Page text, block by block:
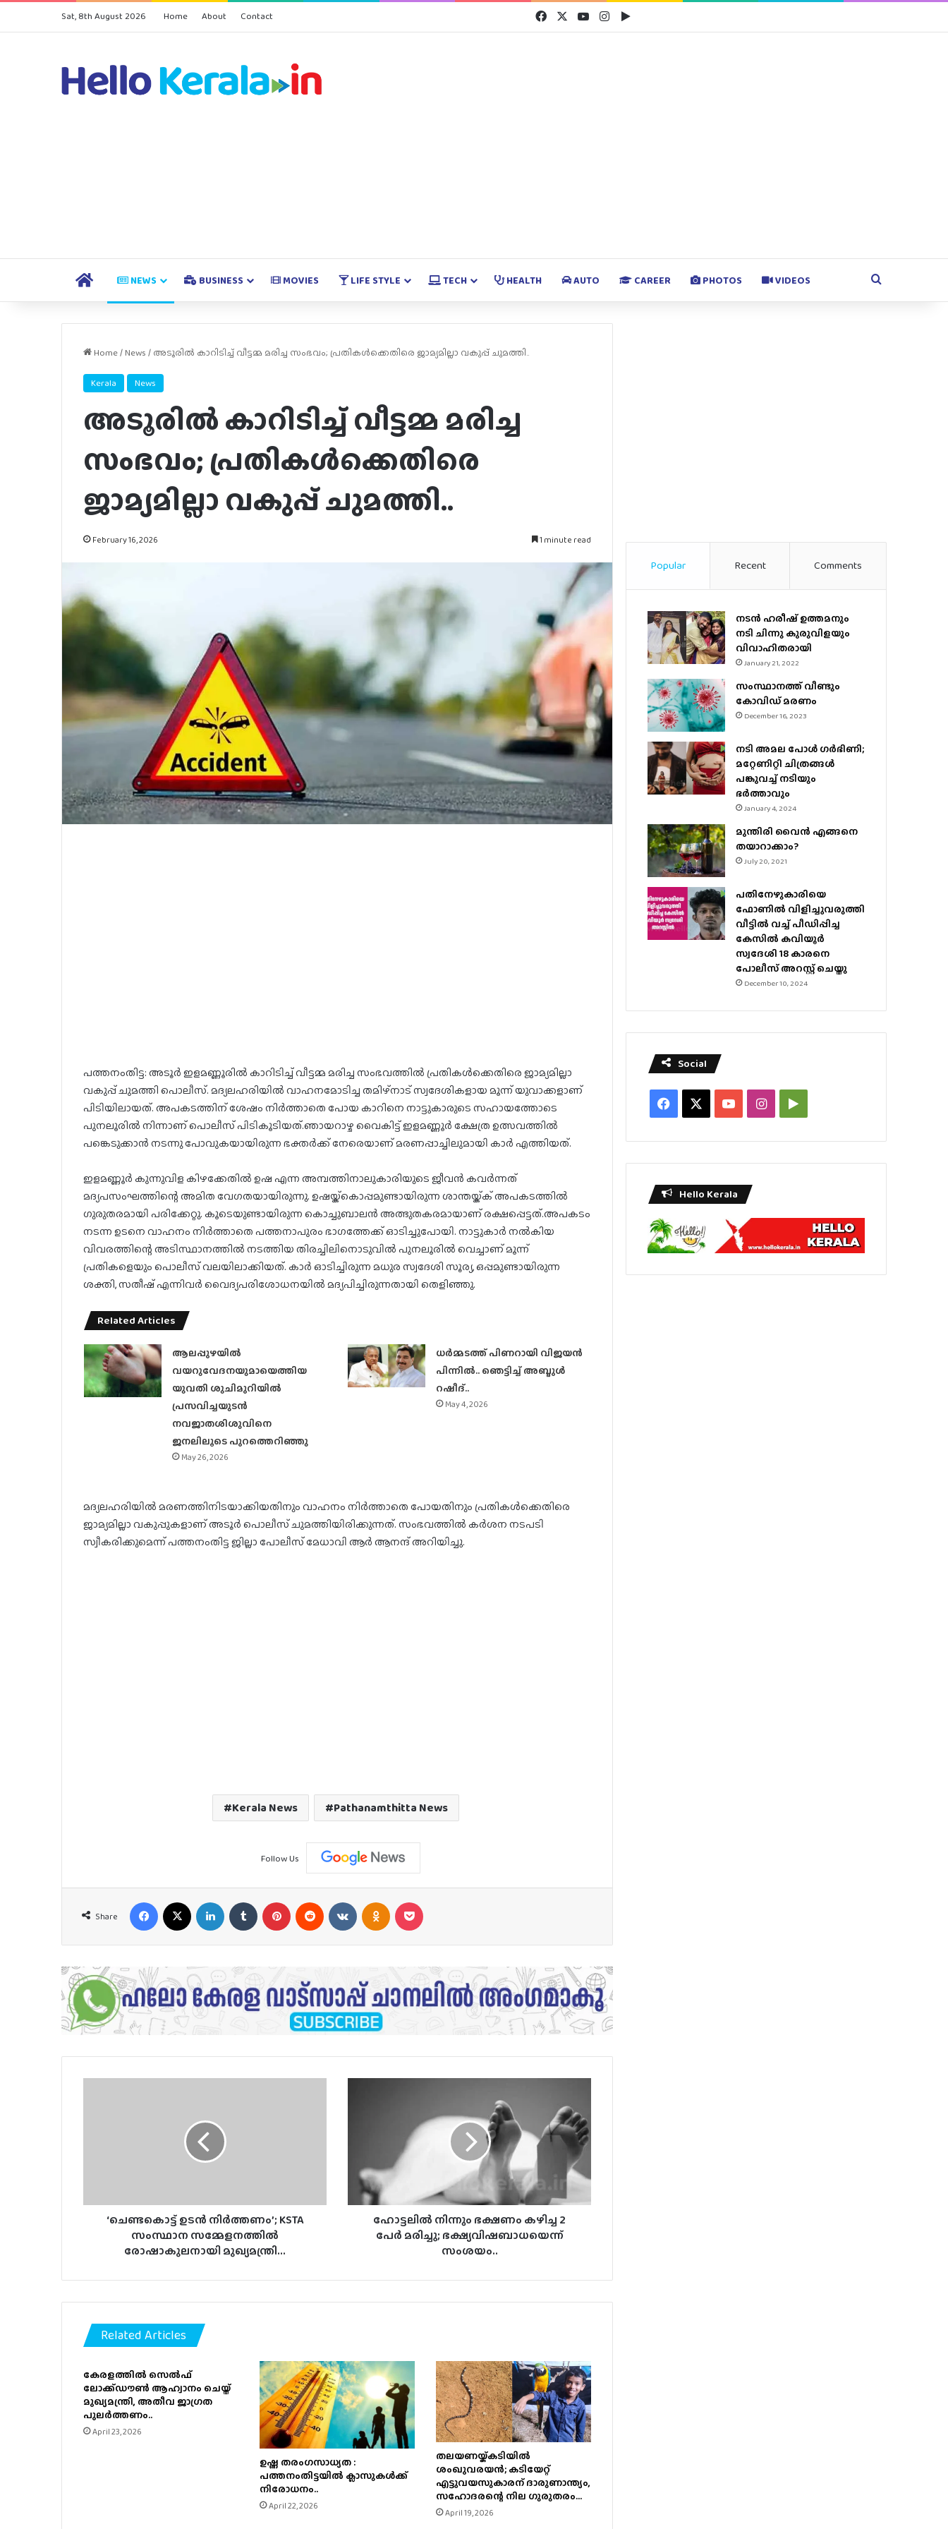
Sat, 8th August 2026 Home About Contact FacebookYouTubeInstagramGoogle Play
HOME NEWS BUSINESS MOVIES LIFE STYLE TECH HEALTH AUTO CAREER PHOTOS VIDEOS Search for
Home/News / അടൂരിൽ കാറിടിച്ച് വീട്ടമ്മ മരിച്ച സംഭവം; പ്രതികൾക്കെതിരെ ജാമ്യമില്ലാ വകുപ്പ് ചുമത്തി..
Kerala News
അടൂരിൽ കാറിടിച്ച് വീട്ടമ്മ മരിച്ച
സംഭവം; പ്രതികൾക്കെതിരെ
ജാമ്യമില്ലാ വകുപ്പ് ചുമത്തി..
February 16, 2026 1 minute read
പത്തനംതിട്ട: അടൂർ ഇളമണ്ണൂരിൽ കാറിടിച്ച് വീട്ടമ്മ മരിച്ച സംഭവത്തിൽ പ്രതികൾക്കെതിരെ ജാമ്യമില്ലാ
വകുപ്പ് ചുമത്തി പൊലീസ്. മദ്യലഹരിയിൽ വാഹനമോടിച്ച തമിഴ്നാട് സ്വദേശികളായ മൂന്ന് യുവാക്കളാണ്
പിടിയിലായത്. അപകടത്തിന് ശേഷം നിർത്താതെ പോയ കാറിനെ നാട്ടുകാരുടെ സഹായത്തോടെ
പുനലൂരിൽ നിന്നാണ് പൊലീസ് പിടികൂടിയത്.ഞായറാഴ്ച വൈകിട്ട് ഇളമണ്ണൂർ ക്ഷേത്ര ഉത്സവത്തിൽ
പങ്കെടുക്കാൻ നടന്നു പോവുകയായിരുന്ന ഭക്തർക്ക് നേരെയാണ് മരണപ്പാച്ചിലുമായി കാർ എത്തിയത്.
ഇളമണ്ണൂർ കുന്നുവിള കിഴക്കേതിൽ ഉഷ എന്ന അമ്പത്തിനാലുകാരിയുടെ ജീവൻ കവർന്നത്
മദ്യപസംഘത്തിന്റെ അമിത വേഗതയായിരുന്നു. ഉഷയ്ക്കൊപ്പമുണ്ടായിരുന്ന ശാന്തയ്ക്ക് അപകടത്തിൽ
ഗുരുതരമായി പരിക്കേറ്റു. കൂടെയുണ്ടായിരുന്ന കൊച്ചുബാലൻ അത്ഭുതകരമായാണ് രക്ഷപ്പെട്ടത്.അപകടം
നടന്ന ഉടനെ വാഹനം നിർത്താതെ പത്തനാപുരം ഭാഗത്തേക്ക് ഓടിച്ചുപോയി. നാട്ടുകാർ നൽകിയ
വിവരത്തിന്റെ അടിസ്ഥാനത്തിൽ നടത്തിയ തിരച്ചിലിനൊടുവിൽ പുനലൂരിൽ വെച്ചാണ് മൂന്ന്
പ്രതികളെയും പൊലീസ് വലയിലാക്കിയത്. കാർ ഓടിച്ചിരുന്ന മധുര സ്വദേശി സൂര്യ, ഒപ്പമുണ്ടായിരുന്ന
ശക്തി, സതീഷ് എന്നിവർ വൈദ്യപരിശോധനയിൽ മദ്യപിച്ചിരുന്നതായി തെളിഞ്ഞു.
Related Articles
ആലപ്പുഴയിൽ
വയറുവേദനയുമായെത്തിയ
യുവതി ശുചിമുറിയിൽ
പ്രസവിച്ചയുടൻ
നവജാതശിശുവിനെ
ജനലിലൂടെ പുറത്തെറിഞ്ഞു
May 26, 2026
ധര്‍മ്മടത്ത് പിണറായി വിജയന്‍
പിന്നില്‍.. ഞെട്ടിച്ച് അബ്ദുൾ
റഷീദ്..
May 4, 2026
മദ്യലഹരിയിൽ മരണത്തിനിടയാക്കിയതിനും വാഹനം നിർത്താതെ പോയതിനും പ്രതികൾക്കെതിരെ
ജാമ്യമില്ലാ വകുപ്പുകളാണ് അടൂർ പൊലീസ് ചുമത്തിയിരിക്കുന്നത്. സംഭവത്തിൽ കർശന നടപടി
സ്വീകരിക്കുമെന്ന് പത്തനംതിട്ട ജില്ലാ പോലീസ് മേധാവി ആർ ആനന്ദ് അറിയിച്ചു.
Kerala News Pathanamthitta News
Follow Us
Share
Facebook LinkedIn Tumblr Pinterest Reddit VKontakte Odnoklassniki
‘ചെണ്ടകൊട്ട് ഉടൻ നിർത്തണം’; KSTA
സംസ്ഥാന സമ്മേളനത്തിൽ
രോഷാകുലനായി മുഖ്യമന്ത്രി...
മരിച്ചു;
ഭക്ഷ്യവിഷബാധയെന്ന്
സംശയം..
ഹോട്ടലിൽ നിന്നും ഭക്ഷണം കഴിച്ച 2
പേർ മരിച്ചു; ഭക്ഷ്യവിഷബാധയെന്ന്
സംശയം..
Related Articles
കേരളത്തിൽ സെൽഫ്
ലോക്ക്ഡൗൺ ആഹ്വാനം ചെയ്ത്
മുഖ്യമന്ത്രി, അതീവ ജാഗ്രത
പുലർത്തണം..
April 23, 2026
ഉഷ്ണ തരംഗസാധ്യത :
പത്തനംതിട്ടയില്‍ ക്ലാസുകള്‍ക്ക്
നിരോധനം..
April 22, 2026
തലയണയ്ക്കടിയില്‍
ശംഖുവരയന്‍; കടിയേറ്റ്
എട്ടുവയസുകാരന് ദാരുണാന്ത്യം,
സഹോദരന്റെ നില ഗുരുതരം…
April 19, 2026
Popular Recent Comments
നടന്‍ ഹരീഷ് ഉത്തമനും
നടി ചിന്നു കുരുവിളയും
വിവാഹിതരായി
January 21, 2022
സംസ്ഥാനത്ത് വീണ്ടും
കോവിഡ് മരണം
December 16, 2023
നടി അമല പോൾ ​ഗർഭിണി;
മറ്റേണിറ്റി ചിത്രങ്ങള്‍
പങ്കുവച്ച് നടിയും
ഭർത്താവും
January 4, 2024
മുന്തിരി വൈന്‍ എങ്ങനെ
തയാറാക്കാം?
July 20, 2021
പതിനേഴുകാരിയെ
ഫോണിൽ വിളിച്ചുവരുത്തി
വീട്ടിൽ വച്ച് പീഡിപ്പിച്ച
കേസിൽ കവിയൂർ
സ്വദേശി 18 കാരനെ
പോലീസ് അറസ്റ്റ് ചെയ്തു
December 10, 2024
Social
Facebook YouTubeInstagramGoogle
Hello Kerala